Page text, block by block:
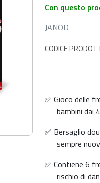
Con questo
JANOD
CODICE
✅ Gioco delle
bambini dai
✅ Bersaglio
sempre
✅ Contiene 6
rischio di